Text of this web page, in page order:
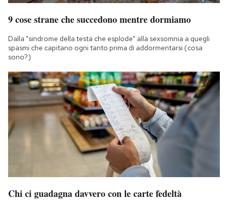
9 cose strane che succedono mentre dormiamo
Dalla "sindrome della testa che esplode" alla sexsomnia a quegli
spasmi che capitano ogni tanto prima di addormentarsi (cosa
sono?)
Chi ci guadagna davvero con le carte fedeltà